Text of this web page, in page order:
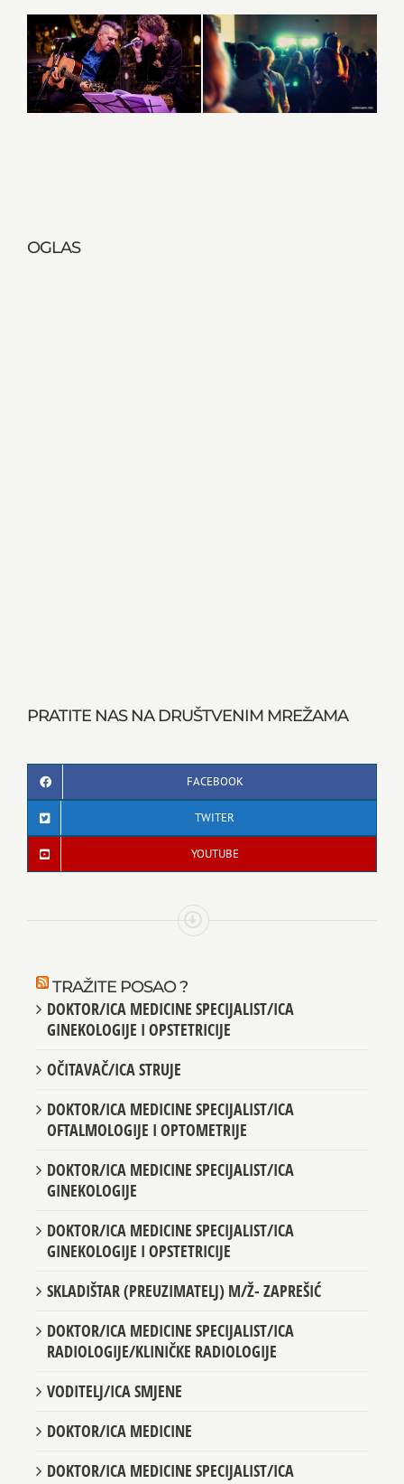
FACEBOOK
TWITER
TRAŽITE POSAO ?
DOKTOR/ICA MEDICINE SPECIJALIST/ICA
GINEKOLOGIJE I OPSTETRICIJE
OČITAVAČ/ICA STRUJE
DOKTOR/ICA MEDICINE SPECIJALIST/ICA
OFTALMOLOGIJE I OPTOMETRIJE
DOKTOR/ICA MEDICINE SPECIJALIST/ICA
GINEKOLOGIJE
DOKTOR/ICA MEDICINE SPECIJALIST/ICA
GINEKOLOGIJE I OPSTETRICIJE
SKLADIŠTAR (PREUZIMATELJ) M/Ž- ZAPREŠIĆ
DOKTOR/ICA MEDICINE SPECIJALIST/ICA
RADIOLOGIJE/KLINIČKE RADIOLOGIJE
VODITELJ/ICA SMJENE
DOKTOR/ICA MEDICINE